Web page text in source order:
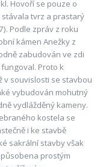
Hovoří se pouze o
stávala tvrz a prastarý
Podle zpráv z roku
kámen Anežky z
zabudován ve zdi
Proto k
v souvislosti se stavbou
vybudován mohutný
vydlážděný kameny.
kostela se
i ke stavbě
sakrální stavby však
prostým